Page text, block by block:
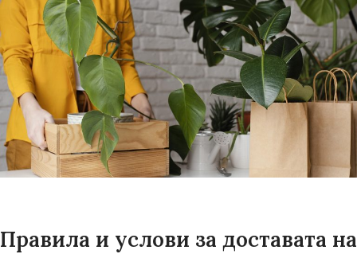
Правила и услови за доставата на